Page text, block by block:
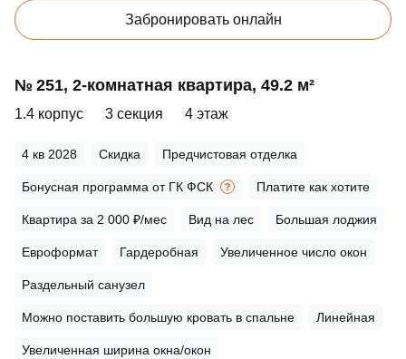
Забронировать онлайн
№ 251, 2‑комнатная квартира, 49.2 м²
1.4 корпус 3 секция 4 этаж
4 кв 2028 Скидка Предчистовая отделка
Бонусная программа от ГК ФСК Платите как хотите
Квартира за 2 000 ₽/мес Вид на лес Большая лоджия
Евроформат Гардеробная Увеличенное число окон
Раздельный санузел
Можно поставить большую кровать в спальне Линейная
Увеличенная ширина окна/окон